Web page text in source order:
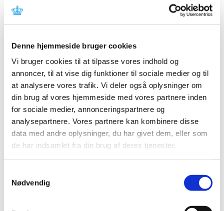
Denne hjemmeside bruger cookies
Vi bruger cookies til at tilpasse vores indhold og
annoncer, til at vise dig funktioner til sociale medier og til
at analysere vores trafik. Vi deler også oplysninger om
din brug af vores hjemmeside med vores partnere inden
for sociale medier, annonceringspartnere og
analysepartnere. Vores partnere kan kombinere disse
data med andre oplysninger, du har givet dem, eller som
de har indsamlet fra din brug af deres tjenester.
Nødvendig
Status på behandlede indberetninger om
formodede bivirkninger ved COVID-19-vacciner
efter vaccination af mere 180.000
|28. januar 2021
Over 180.000 danskere er vaccineret med Covid-19-
vacciner - Comirnaty eller COVID-19 Vaccine Moderna.
Esmya til behandling af fibromer i livmoderen
bør ikke længere markedsføres i EU
28. januar 2021
En gennemgang foretaget af den europæiske
bivirkningskomite, PRAC, har bekræftet, at 5 mg…
vaccinen